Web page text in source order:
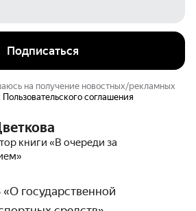
Подписаться
на получение новостных/рекламных
Пользовательского соглашения
книги «В очереди за
государственной